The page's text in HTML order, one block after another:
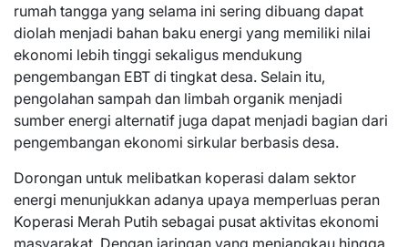
rumah tangga yang selama ini sering dibuang dapat
diolah menjadi bahan baku energi yang memiliki nilai
ekonomi lebih tinggi sekaligus mendukung
pengembangan EBT di tingkat desa. Selain itu,
pengolahan sampah dan limbah organik menjadi
sumber energi alternatif juga dapat menjadi bagian dari
pengembangan ekonomi sirkular berbasis desa.
Dorongan untuk melibatkan koperasi dalam sektor
energi menunjukkan adanya upaya memperluas peran
Koperasi Merah Putih sebagai pusat aktivitas ekonomi
masyarakat. Dengan jaringan yang menjangkau hingga